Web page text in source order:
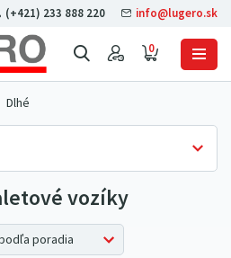
0
(+421) 233 888 220 info@lugero.sk
Dlhé
vozíky